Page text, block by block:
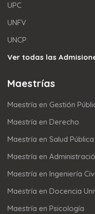
UPC
UNFV
UNCP
Ver todas las
Maestrías
Maestría en Gestión
Maestría en Derecho
Maestría en Salud Pública
Maestría en
Maestría en Ingeniería
Maestría en Docencia
Maestría en Psicología